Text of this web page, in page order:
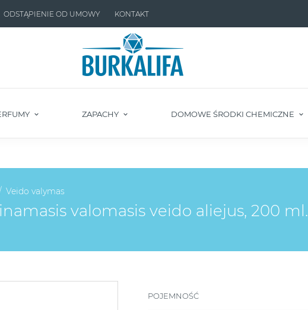
ODSTĄPIENIE OD UMOWY KONTAKT
ZAPACHY DOMOWE ŚRODKI CHEMICZNE
Veido valymas
valomasis veido aliejus, 200 ml.
POJEMNOŚĆ